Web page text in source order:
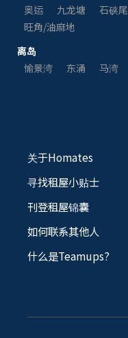
奥运
九龙塘 石硖尾
旺角/油麻地
离岛
愉景湾
东涌 马湾
关于Homates
寻找租屋小贴士
刊登租屋锦囊
如何联系其他人
什么是Teamups?